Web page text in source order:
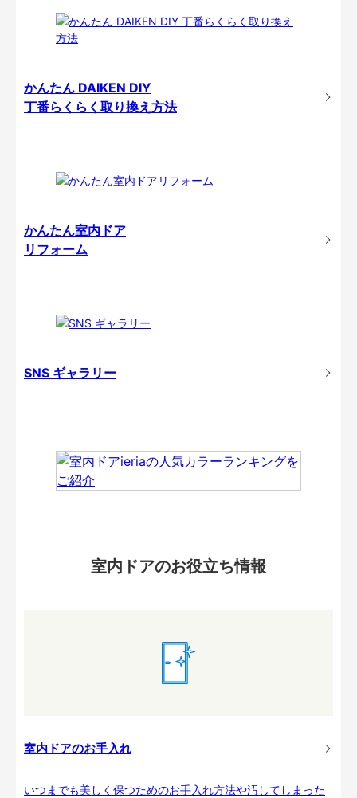
かんたん DAIKEN DIY
丁番らくらく取り換え方法
かんたん室内ドア
リフォーム
SNS ギャラリー
室内ドアのお役立ち情報
室内ドアのお手入れ
いつまでも美しく保つためのお手入れ方法や汚してしまった